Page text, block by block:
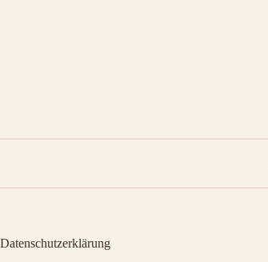
Datenschutzerklärung